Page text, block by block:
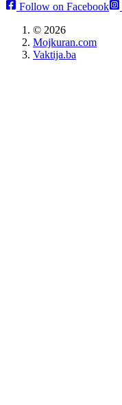
Follow on Facebook
© 2026
Mojkuran.com
Vaktija.ba